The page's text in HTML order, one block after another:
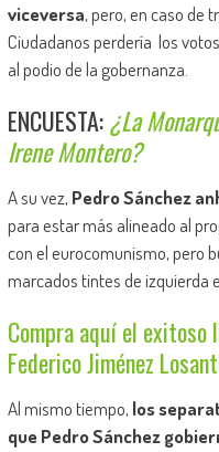
viceversa, pero, en caso de
Ciudadanos perdería los
al podio de la gobernanza.
ENCUESTA:¿La
Irene Montero?
A su vez, Pedro Sánchez
para estar más alineado al
con el eurocomunismo, pero
marcados tintes de izquierda
Compra aquí el
Federico Jiménez
Al mismo tiempo, los
que Pedro Sánchez